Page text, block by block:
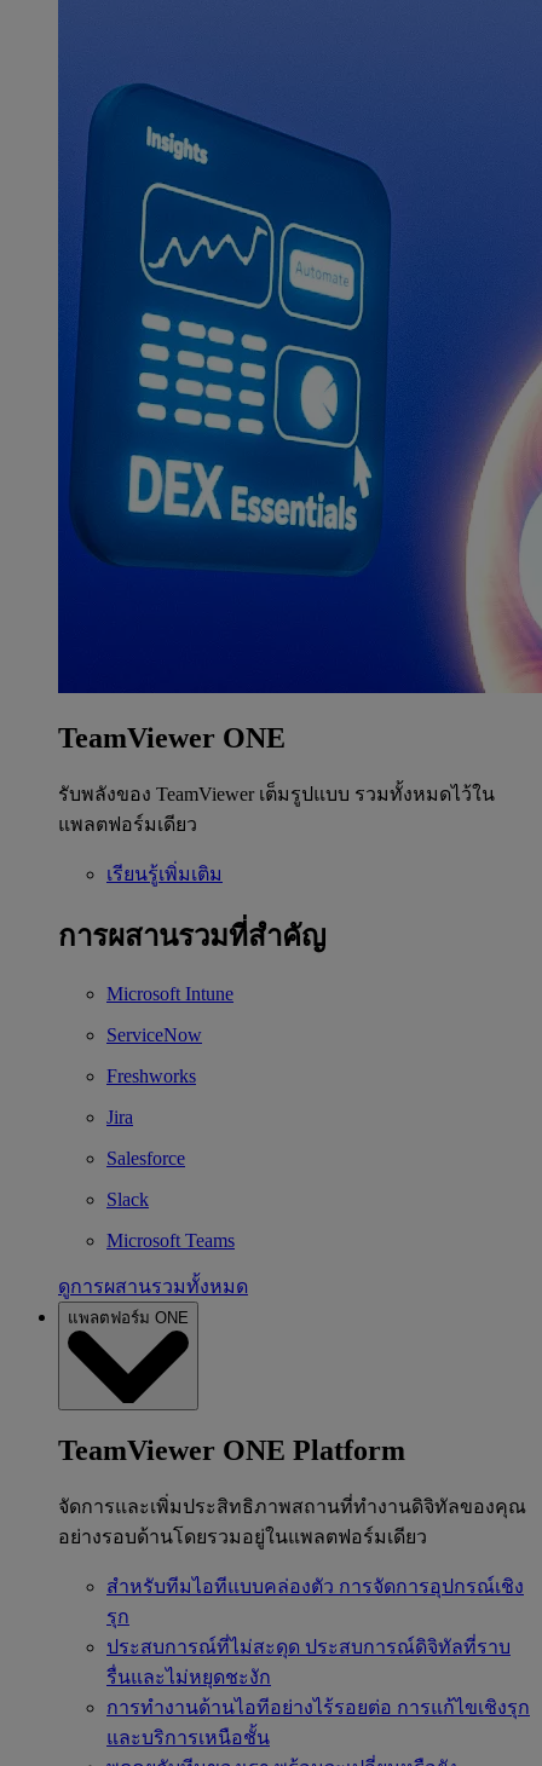
TeamViewer ONE
รับพลังของ TeamViewer เต็มรูปแบบ รวมทั้งหมดไว้ใน
แพลตฟอร์มเดียว
เรียนรู้เพิ่มเติม
การผสานรวมที่สำคัญ
Microsoft Intune
ServiceNow
Freshworks
Jira
Salesforce
Slack
Microsoft Teams
ดูการผสานรวมทั้งหมด
แพลตฟอร์ม ONE
TeamViewer ONE Platform
จัดการและเพิ่มประสิทธิภาพสถานที่ทำงานดิจิทัลของคุณ
อย่างรอบด้านโดยรวมอยู่ในแพลตฟอร์มเดียว
สำหรับทีมไอทีแบบคล่องตัว การจัดการอุปกรณ์เชิง
รุก
ประสบการณ์ที่ไม่สะดุด ประสบการณ์ดิจิทัลที่ราบ
รื่นและไม่หยุดชะงัก
การทำงานด้านไอทีอย่างไร้รอยต่อ การแก้ไขเชิงรุก
และบริการเหนือชั้น